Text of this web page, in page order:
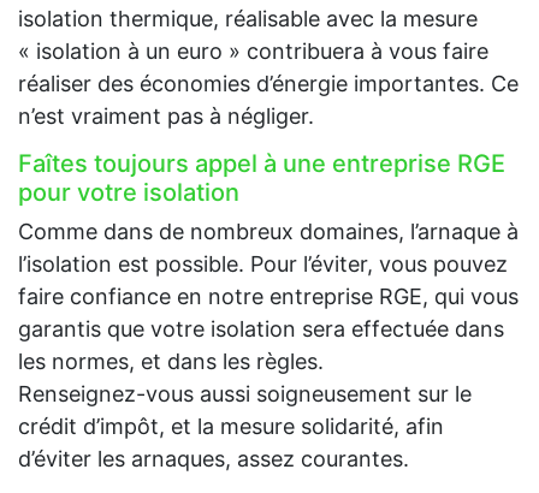
isolation thermique, réalisable avec la mesure
« isolation à un euro » contribuera à vous faire
réaliser des économies d’énergie importantes. Ce
n’est vraiment pas à négliger.
Faîtes toujours appel à une entreprise RGE
pour votre isolation
Comme dans de nombreux domaines, l’arnaque à
l’isolation est possible. Pour l’éviter, vous pouvez
faire confiance en notre entreprise RGE, qui vous
garantis que votre isolation sera effectuée dans
les normes, et dans les règles.
Renseignez-vous aussi soigneusement sur le
crédit d’impôt, et la mesure solidarité, afin
d’éviter les arnaques, assez courantes.